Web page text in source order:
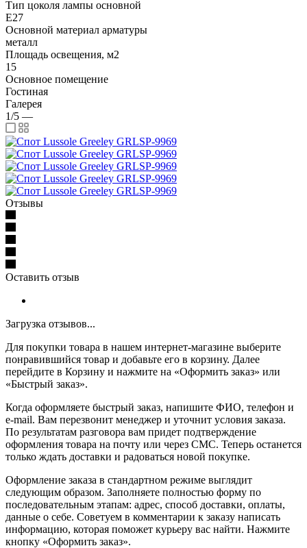
Тип цоколя лампы основной
E27
Основной материал арматуры
металл
Площадь освещения, м2
15
Основное помещение
Гостиная
Галерея
1/5 —
Отзывы
Оставить отзыв
Загрузка отзывов...
Для покупки товара в нашем интернет-магазине выберите
понравившийся товар и добавьте его в корзину. Далее
перейдите в Корзину и нажмите на «Оформить заказ» или
«Быстрый заказ».
Когда оформляете быстрый заказ, напишите ФИО, телефон и
e-mail. Вам перезвонит менеджер и уточнит условия заказа.
По результатам разговора вам придет подтверждение
оформления товара на почту или через СМС. Теперь останется
только ждать доставки и радоваться новой покупке.
Оформление заказа в стандартном режиме выглядит
следующим образом. Заполняете полностью форму по
последовательным этапам: адрес, способ доставки, оплаты,
данные о себе. Советуем в комментарии к заказу написать
информацию, которая поможет курьеру вас найти. Нажмите
кнопку «Оформить заказ».